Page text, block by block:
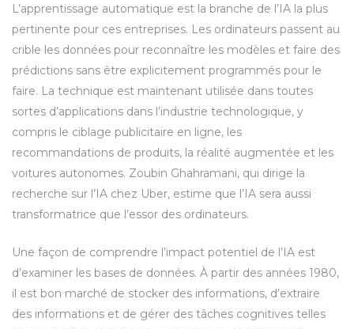
L’apprentissage automatique est la branche de l’IA la plus
pertinente pour ces entreprises. Les ordinateurs passent au
crible les données pour reconnaître les modèles et faire des
prédictions sans être explicitement programmés pour le
faire. La technique est maintenant utilisée dans toutes
sortes d’applications dans l’industrie technologique, y
compris le ciblage publicitaire en ligne, les
recommandations de produits, la réalité augmentée et les
voitures autonomes. Zoubin Ghahramani, qui dirige la
recherche sur l’IA chez Uber, estime que l’IA sera aussi
transformatrice que l’essor des ordinateurs.
Une façon de comprendre l’impact potentiel de l’IA est
d’examiner les bases de données. À partir des années 1980,
il est bon marché de stocker des informations, d’extraire
des informations et de gérer des tâches cognitives telles